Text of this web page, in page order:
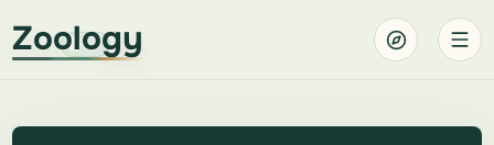
Zoology